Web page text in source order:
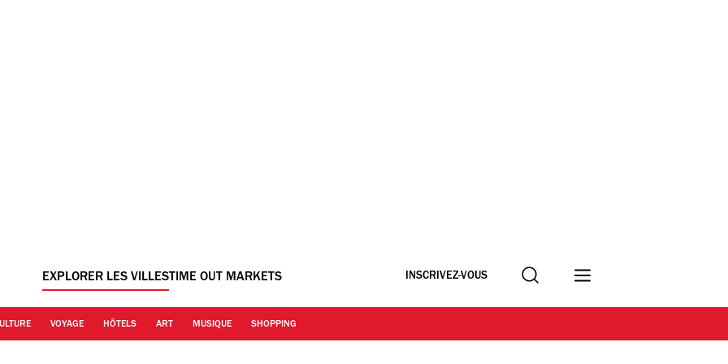
EXPLORER LES VILLESTIME OUT MARKETS INSCRIVEZ-VOUS Recherche
VOYAGE HÔTELS ART MUSIQUE SHOPPING